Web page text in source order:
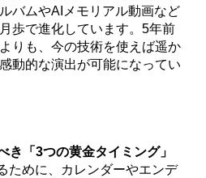
バムやAIメモリアル動画など
歩で進化しています。5年前
りも、今の技術を使えば遥か
動的な演出が可能になってい
き「3つの黄金タイミング」
ために、カレンダーやエンデ